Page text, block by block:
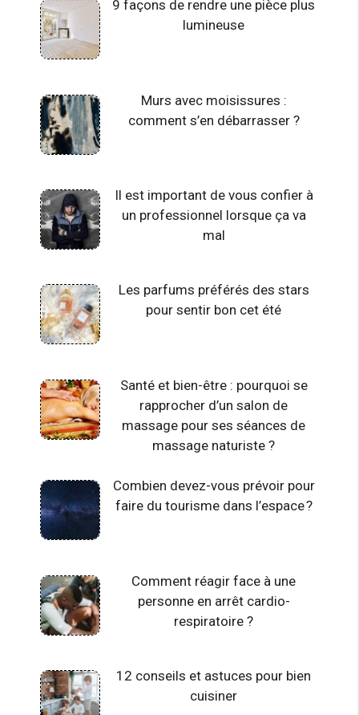
9 façons de rendre une pièce plus
lumineuse
Murs avec moisissures :
comment s’en débarrasser ?
Il est important de vous confier à
un professionnel lorsque ça va
mal
Les parfums préférés des stars
pour sentir bon cet été
Santé et bien-être : pourquoi se
rapprocher d’un salon de
massage pour ses séances de
massage naturiste ?
Combien devez-vous prévoir pour
faire du tourisme dans l’espace ?
Comment réagir face à une
personne en arrêt cardio-
respiratoire ?
12 conseils et astuces pour bien
cuisiner